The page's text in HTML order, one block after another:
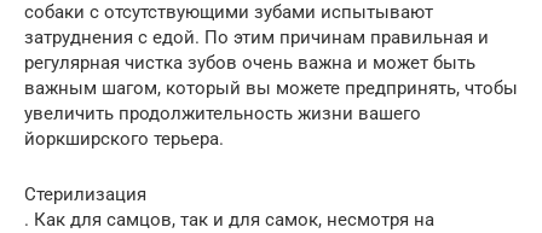
собаки с отсутствующими зубами испытывают
затруднения с едой. По этим причинам правильная и
регулярная чистка зубов очень важна и может быть
важным шагом, который вы можете предпринять, чтобы
увеличить продолжительность жизни вашего
йоркширского терьера.
Стерилизация
. Как для самцов, так и для самок, несмотря на